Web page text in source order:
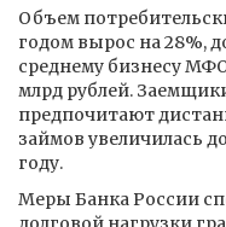
Объем
годом вырос на 28%,
среднему бизнесу
млрд рублей.
предпочитают
займов увеличилась
году.
Меры Банка России